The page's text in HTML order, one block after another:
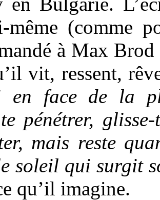
(comme
à Max
vit, ressent,
en face de la
pénétrer,
mais reste
soleil qui surgit
qu’il imagine.